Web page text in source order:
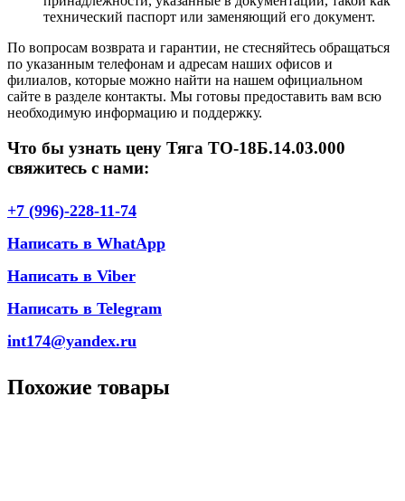
технический паспорт или заменяющий его документ.
По вопросам возврата и гарантии, не стесняйтесь обращаться
по указанным телефонам и адресам наших офисов и
филиалов, которые можно найти на нашем официальном
сайте в разделе контакты. Мы готовы предоставить вам всю
необходимую информацию и поддержку.
Что бы узнать цену Тяга ТО-18Б.14.03.000
свяжитесь с нами:
+7 (996)-228-11-74
Написать в WhatApp
Написать в Viber
Написать в Telegram
int174@yandex.ru
Похожие товары